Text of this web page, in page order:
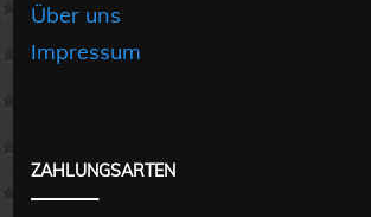
Über uns
Impressum
ZAHLUNGSARTEN